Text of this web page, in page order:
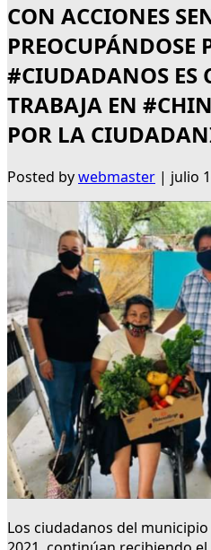
CON ACCIONES
PREOCUPÁNDOSE
#CIUDADANOS ES
TRABAJA EN
POR LA
Posted bywebmaster | julio
Los ciudadanos del